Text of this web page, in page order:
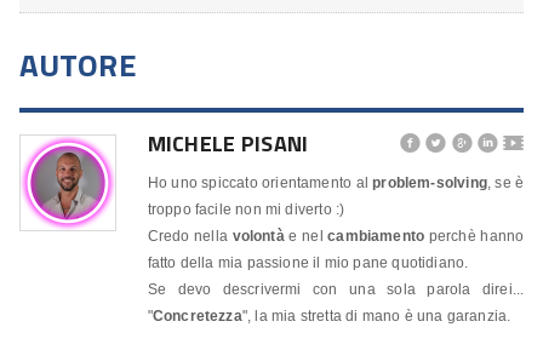
AUTORE
MICHELE PISANI     🎬
Ho uno spiccato orientamento alproblem-solving, se è
troppo facile non mi diverto :)
Credo nella volontàe nelcambiamento perchè hanno
fatto della mia passione il mio pane quotidiano.
Se devo descrivermi con una sola parola direi...
"Concretezza", la mia stretta di mano è una garanzia.